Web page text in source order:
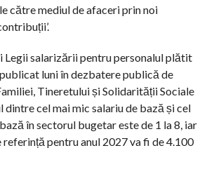
către mediul de afaceri prin noi
salarizării pentru personalul plătit
luni în dezbatere publică de
Tineretului și Solidarității Sociale
cel mai mic salariu de bază și cel
în sectorul bugetar este de 1 la 8, iar
pentru anul 2027 va fi de 4.100